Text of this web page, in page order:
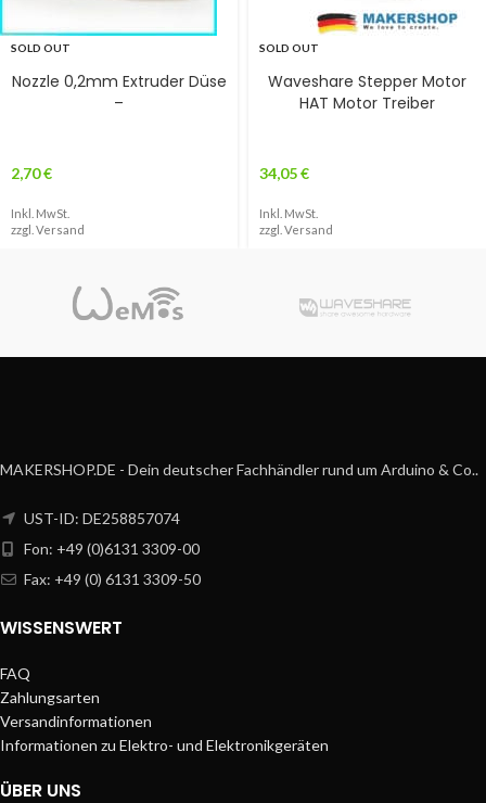
SOLD OUT
Nozzle 0,2mm Extruder Düse
–
2,70€
Inkl. MwSt.
zzgl. Versand
SOLD OUT
Waveshare Stepper Motor
HAT Motor Treiber
34,05€
Inkl. MwSt.
zzgl. Versand
MAKERSHOP.DE - Dein deutscher Fachhändler rund um Arduino & Co..
UST-ID: DE258857074
Fon: +49 (0)6131 3309-00
Fax: +49 (0) 6131 3309-50
WISSENSWERT
FAQ
Zahlungsarten
Versandinformationen
Informationen zu Elektro- und Elektronikgeräten
ÜBER UNS